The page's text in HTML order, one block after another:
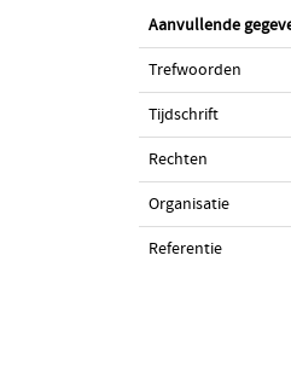
Aanvullende
Trefwoorden
Tijdschrift
Rechten
Organisatie
Referentie